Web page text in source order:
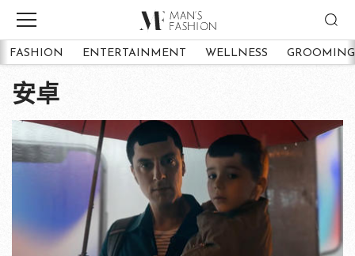
FASHION ENTERTAINMENT WELLNESS GROOMING
安卓